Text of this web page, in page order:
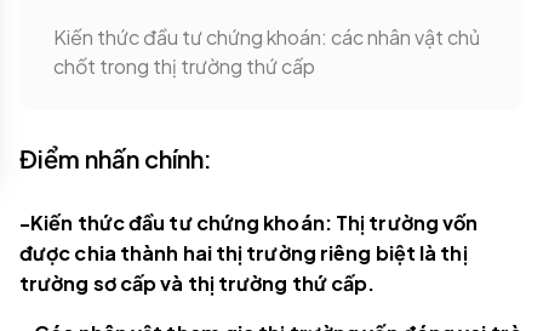
Kiến thức đầu tư chứng khoán: các nhân vật chủ
chốt trong thị trường thứ cấp
Điểm nhấn chính:
-Kiến thức đầu tư chứng khoán: Thị trường vốn
được chia thành hai thị trường riêng biệt là thị
trường sơ cấp và thị trường thứ cấp.